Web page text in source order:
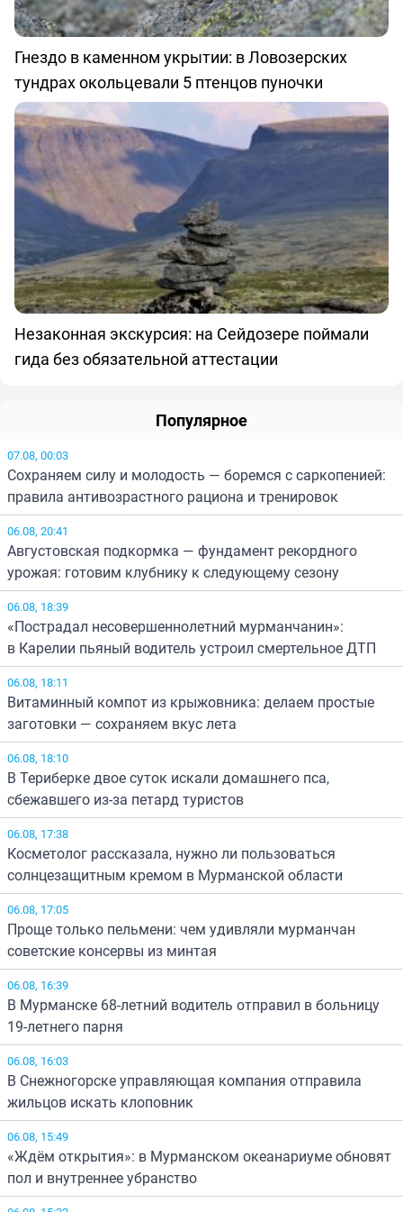
Гнездо в каменном укрытии: в Ловозерских
тундрах окольцевали 5 птенцов пуночки
Незаконная экскурсия: на Сейдозере поймали
гида без обязательной аттестации
Популярное
07.08, 00:03
Сохраняем силу и молодость — боремся с саркопенией:
правила антивозрастного рациона и тренировок
06.08, 20:41
Августовская подкормка — фундамент рекордного
урожая: готовим клубнику к следующему сезону
06.08, 18:39
«Пострадал несовершеннолетний мурманчанин»:
в Карелии пьяный водитель устроил смертельное ДТП
06.08, 18:11
Витаминный компот из крыжовника: делаем простые
заготовки — сохраняем вкус лета
06.08, 18:10
В Териберке двое суток искали домашнего пса,
сбежавшего из-за петард туристов
06.08, 17:38
Косметолог рассказала, нужно ли пользоваться
солнцезащитным кремом в Мурманской области
06.08, 17:05
Проще только пельмени: чем удивляли мурманчан
советские консервы из минтая
06.08, 16:39
В Мурманске 68-летний водитель отправил в больницу
19-летнего парня
06.08, 16:03
В Снежногорске управляющая компания отправила
жильцов искать клоповник
06.08, 15:49
«Ждём открытия»: в Мурманском океанариуме обновят
пол и внутреннее убранство